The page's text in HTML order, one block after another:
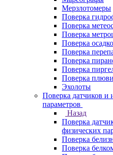
Мерзлотомеры
Поверка
Поверка
Поверка
Поверка
Поверка
Поверка
Поверка
Поверка
Эхолоты
Поверка датчиков и
параметров
Назад
Поверка
физических
Поверка
Поверка